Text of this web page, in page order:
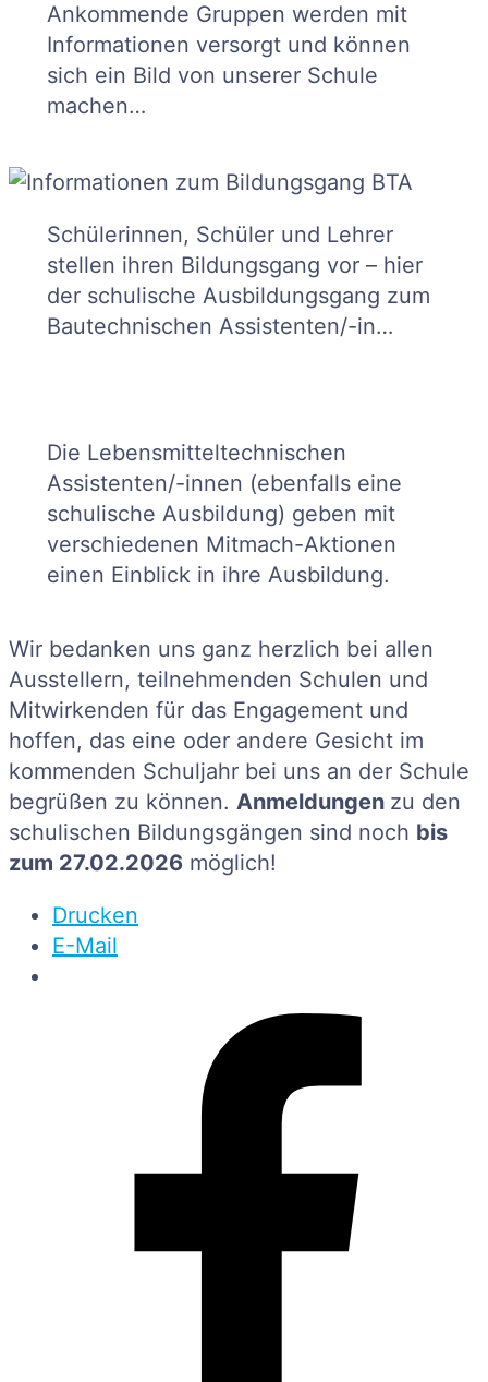
Ankommende Gruppen werden mit
Informationen versorgt und können
sich ein Bild von unserer Schule
machen…
Schülerinnen, Schüler und Lehrer
stellen ihren Bildungsgang vor – hier
der schulische Ausbildungsgang zum
Bautechnischen Assistenten/-in…
Die Lebensmitteltechnischen
Assistenten/-innen (ebenfalls eine
schulische Ausbildung) geben mit
verschiedenen Mitmach-Aktionen
einen Einblick in ihre Ausbildung.
Wir bedanken uns ganz herzlich bei allen
Ausstellern, teilnehmenden Schulen und
Mitwirkenden für das Engagement und
hoffen, das eine oder andere Gesicht im
kommenden Schuljahr bei uns an der Schule
begrüßen zu können. Anmeldungen zu den
schulischen Bildungsgängen sind noch bis
zum 27.02.2026 möglich!
Drucken
E-Mail